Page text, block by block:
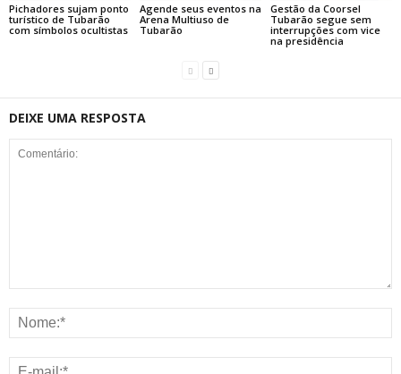
Pichadores sujam ponto
turístico de Tubarão
com símbolos ocultistas
Agende seus eventos na
Arena Multiuso de
Tubarão
Gestão da Coorsel
Tubarão segue sem
interrupções com vice
na presidência
DEIXE UMA RESPOSTA